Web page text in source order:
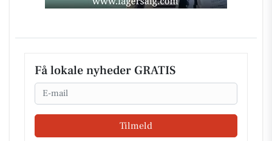
Få lokale nyheder GRATIS
Email
Tilmeld